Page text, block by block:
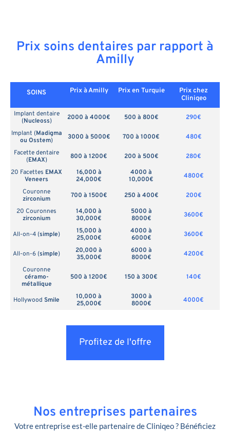
Prix soins dentaires par rapport à
Amilly
SOINS Prix à Amilly Prix en Turquie
Prix chez
Cliniqeo
Implant dentaire
(Nucleoss) 2000 à 4000€ 500 à 800€
290€
Implant (Madigma
ou Osstem) 3000 à 5000€ 700 à 1000€
480€
Facette dentaire
(EMAX) 800 à 1200€ 200 à 500€
280€
20 Facettes EMAX
Veneers
16,000 à
24,000€
4000 à
10,000€
4800€
Couronne
zirconium
700 à 1500€ 250 à 400€
200€
20 Couronnes
zirconium
14,000 à
30,000€
5000 à
8000€
3600€
All-on-4 (simple)
15,000 à
25,000€
4000 à
6000€
3600€
All-on-6 (simple)
20,000 à
35,000€
6000 à
8000€
4200€
Couronne
céramo-
métallique
500 à 1200€ 150 à 300€ 140€
Hollywood Smile
10,000 à
25,000€
3000 à
8000€
4000€
Profitez de l'offre
Nos entreprises partenaires
Votre entreprise est-elle partenaire de Cliniqeo ? Bénéficiez